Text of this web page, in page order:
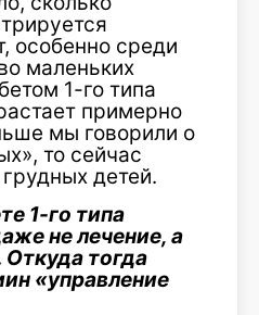
особенно среди
маленьких
1-го типа
примерно
мы говорили о
то сейчас
детей.
1-го типа
не лечение, а
тогда
«управление